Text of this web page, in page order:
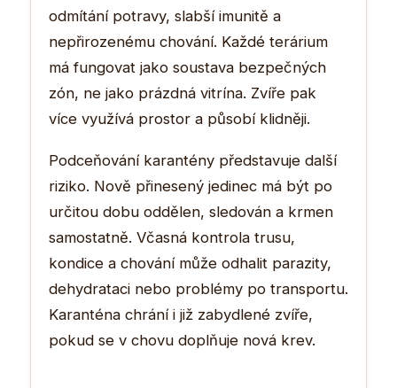
odmítání potravy, slabší imunitě a
nepřirozenému chování. Každé terárium
má fungovat jako soustava bezpečných
zón, ne jako prázdná vitrína. Zvíře pak
více využívá prostor a působí klidněji.
Podceňování karantény představuje další
riziko. Nově přinesený jedinec má být po
určitou dobu oddělen, sledován a krmen
samostatně. Včasná kontrola trusu,
kondice a chování může odhalit parazity,
dehydrataci nebo problémy po transportu.
Karanténa chrání i již zabydlené zvíře,
pokud se v chovu doplňuje nová krev.